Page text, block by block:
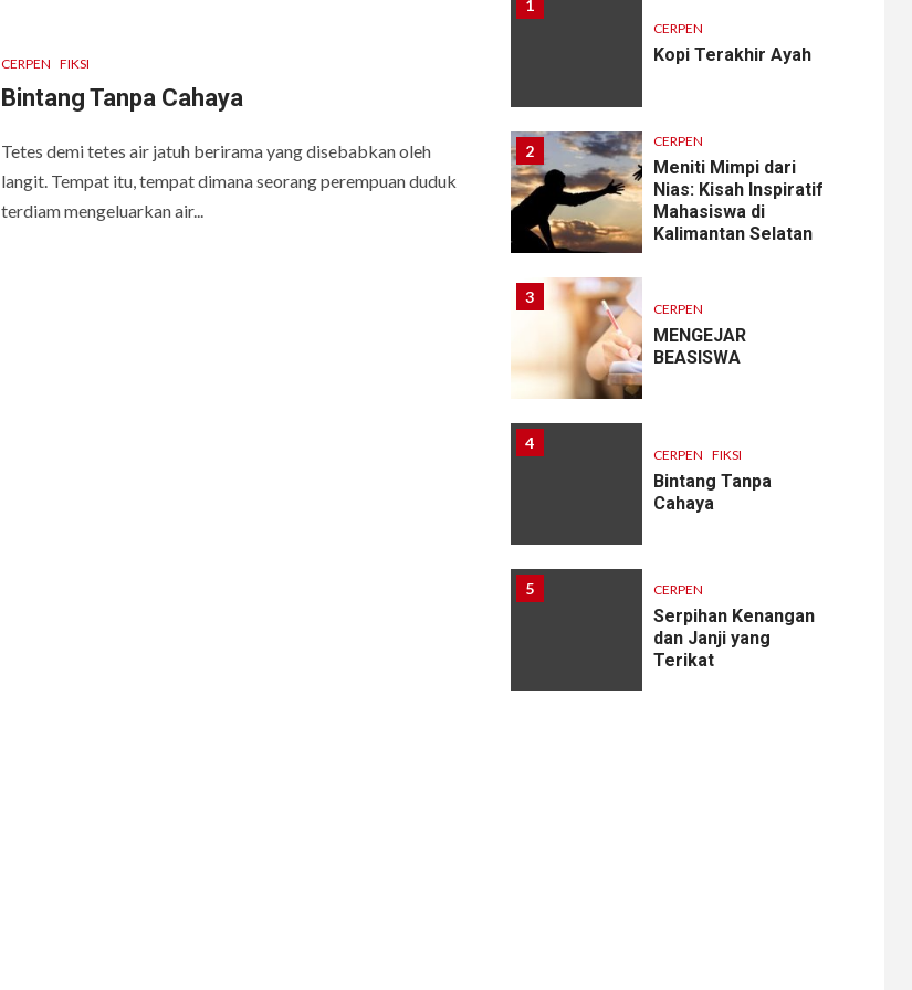
CERPEN FIKSI
Bintang Tanpa Cahaya
Tetes demi tetes air jatuh berirama yang disebabkan oleh
langit. Tempat itu, tempat dimana seorang perempuan duduk
terdiam mengeluarkan air...
1
CERPEN
Kopi Terakhir Ayah
2 CERPEN
Meniti Mimpi dari
Nias: Kisah Inspiratif
Mahasiswa di
Kalimantan Selatan
3
CERPEN
MENGEJAR
BEASISWA
4
CERPEN FIKSI
Bintang Tanpa
Cahaya
5 CERPEN
Serpihan Kenangan
dan Janji yang
Terikat